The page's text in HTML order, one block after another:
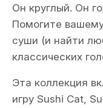
Он круглый. Он
Помогите
суши (и найти
классических
Эта коллекция
игру Sushi Cat,